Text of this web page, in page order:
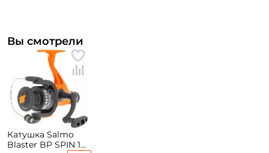
Вы смотрели
Катушка Salmo
Blaster BP SPIN 1